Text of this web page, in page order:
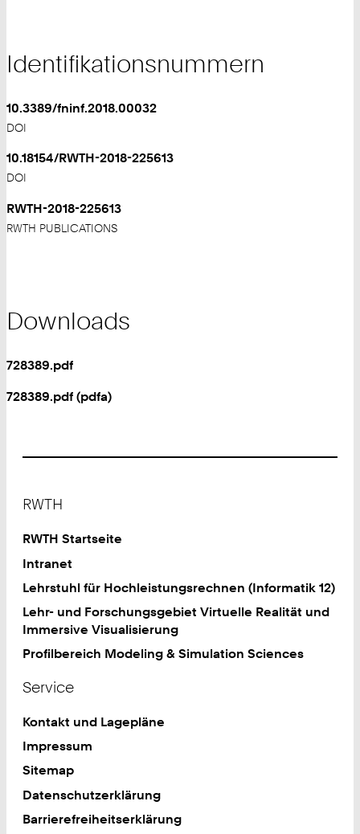
Identifikationsnummern
10.3389/fninf.2018.00032
DOI
10.18154/RWTH-2018-225613
DOI
RWTH-2018-225613
RWTH PUBLICATIONS
Downloads
728389.pdf
728389.pdf (pdfa)
RWTH
RWTH Startseite
Intranet
Lehrstuhl für Hochleistungsrechnen (Informatik 12)
Lehr- und Forschungsgebiet Virtuelle Realität und
Immersive Visualisierung
Profilbereich Modeling & Simulation Sciences
Service
Kontakt und Lagepläne
Impressum
Sitemap
Datenschutzerklärung
Barrierefreiheitserklärung